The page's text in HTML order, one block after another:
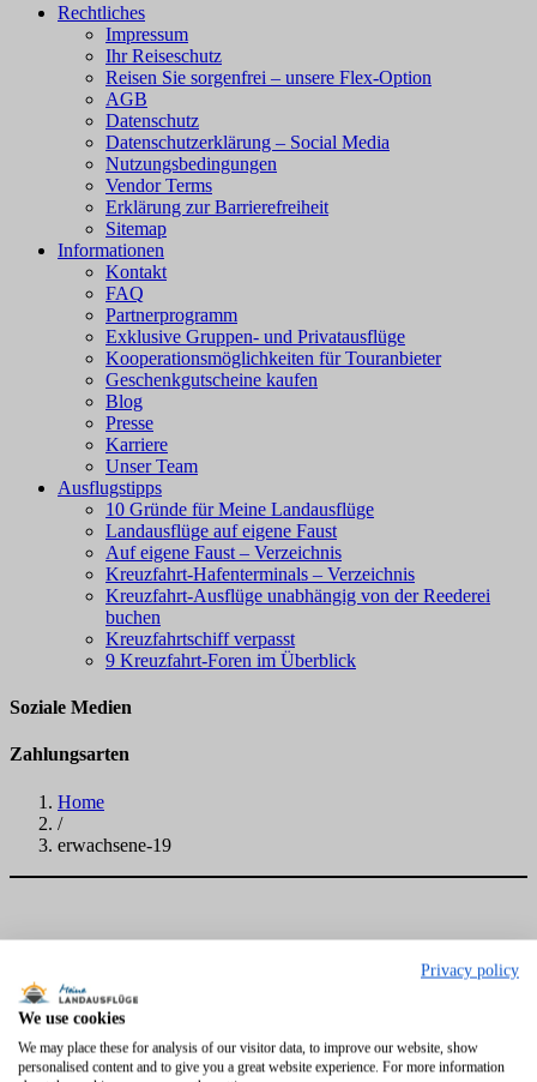
Rechtliches
Impressum
Ihr Reiseschutz
Reisen Sie sorgenfrei – unsere Flex-Option
AGB
Datenschutz
Datenschutzerklärung – Social Media
Nutzungsbedingungen
Vendor Terms
Erklärung zur Barrierefreiheit
Sitemap
Informationen
Kontakt
FAQ
Partnerprogramm
Exklusive Gruppen- und Privatausflüge
Kooperationsmöglichkeiten für Touranbieter
Geschenkgutscheine kaufen
Blog
Presse
Karriere
Unser Team
Ausflugstipps
10 Gründe für Meine Landausflüge
Landausflüge auf eigene Faust
Auf eigene Faust – Verzeichnis
Kreuzfahrt-Hafenterminals – Verzeichnis
Kreuzfahrt-Ausflüge unabhängig von der Reederei
buchen
Kreuzfahrtschiff verpasst
9 Kreuzfahrt-Foren im Überblick
Soziale Medien
Zahlungsarten
Home
/
erwachsene-19
Privacy policy
We use cookies
We may place these for analysis of our visitor data, to improve our website, show
personalised content and to give you a great website experience. For more information